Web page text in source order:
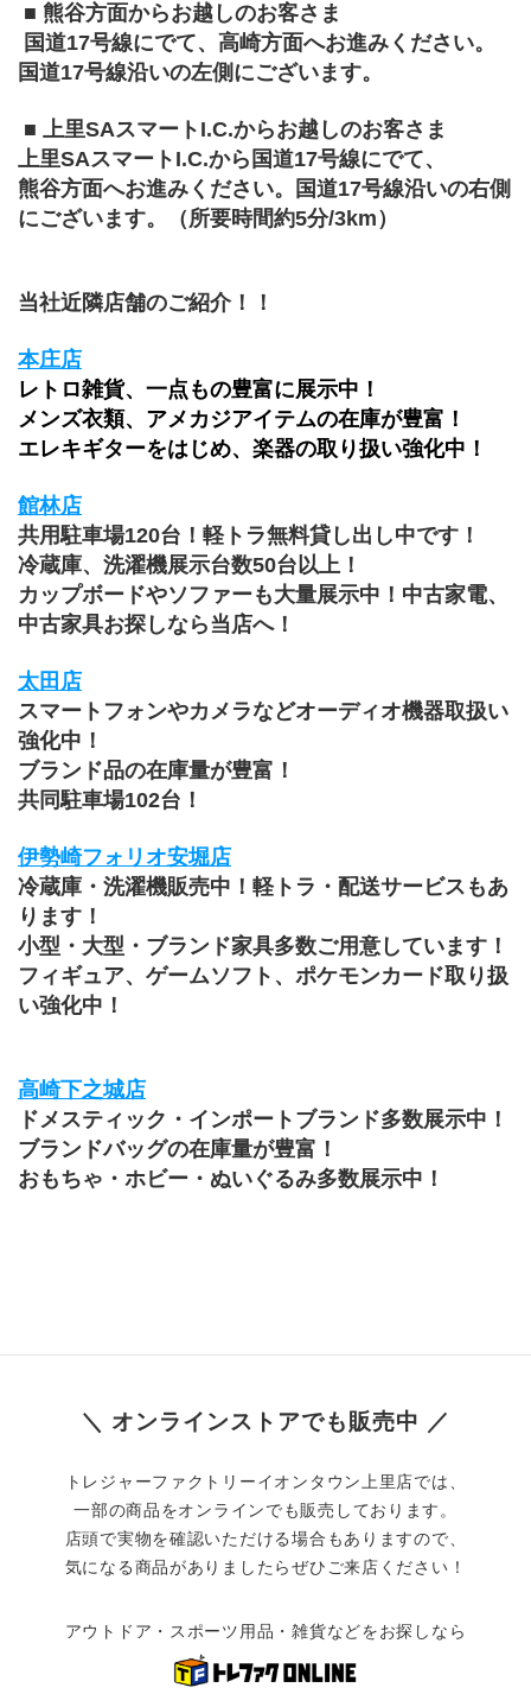
■ 熊谷方面からお越しのお客さま
国道17号線にでて、高崎方面へお進みください。
国道17号線沿いの左側にございます。
■ 上里SAスマートI.C.からお越しのお客さま
上里SAスマートI.C.から国道17号線にでて、
熊谷方面へお進みください。国道17号線沿いの右側
にございます。（所要時間約5分/3km）
当社近隣店舗のご紹介！！
本庄店
レトロ雑貨、一点もの豊富に展示中！
メンズ衣類、アメカジアイテムの在庫が豊富！
エレキギターをはじめ、楽器の取り扱い強化中！
館林店
共用駐車場120台！軽トラ無料貸し出し中です！
冷蔵庫、洗濯機展示台数50台以上！
カップボードやソファーも大量展示中！中古家電、
中古家具お探しなら当店へ！
太田店
スマートフォンやカメラなどオーディオ機器取扱い
強化中！
ブランド品の在庫量が豊富！
共同駐車場102台！
伊勢崎フォリオ安堀店
冷蔵庫・洗濯機販売中！軽トラ・配送サービスもあ
ります！
小型・大型・ブランド家具多数ご用意しています！
﻿フィギュア、ゲームソフト、ポケモンカード取り扱
い強化中！
高崎下之城店
ドメスティック・インポートブランド多数展示中！
ブランドバッグの在庫量が豊富！
おもちゃ・ホビー・ぬいぐるみ多数展示中！
＼ オンラインストアでも販売中 ／
トレジャーファクトリーイオンタウン上里店では、
一部の商品をオンラインでも販売しております。
店頭で実物を確認いただける場合もありますので、
気になる商品がありましたらぜひご来店ください！
アウトドア・スポーツ用品・雑貨などをお探しなら